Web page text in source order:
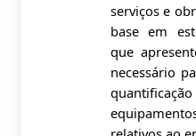
serviços e
base em
que
necessário